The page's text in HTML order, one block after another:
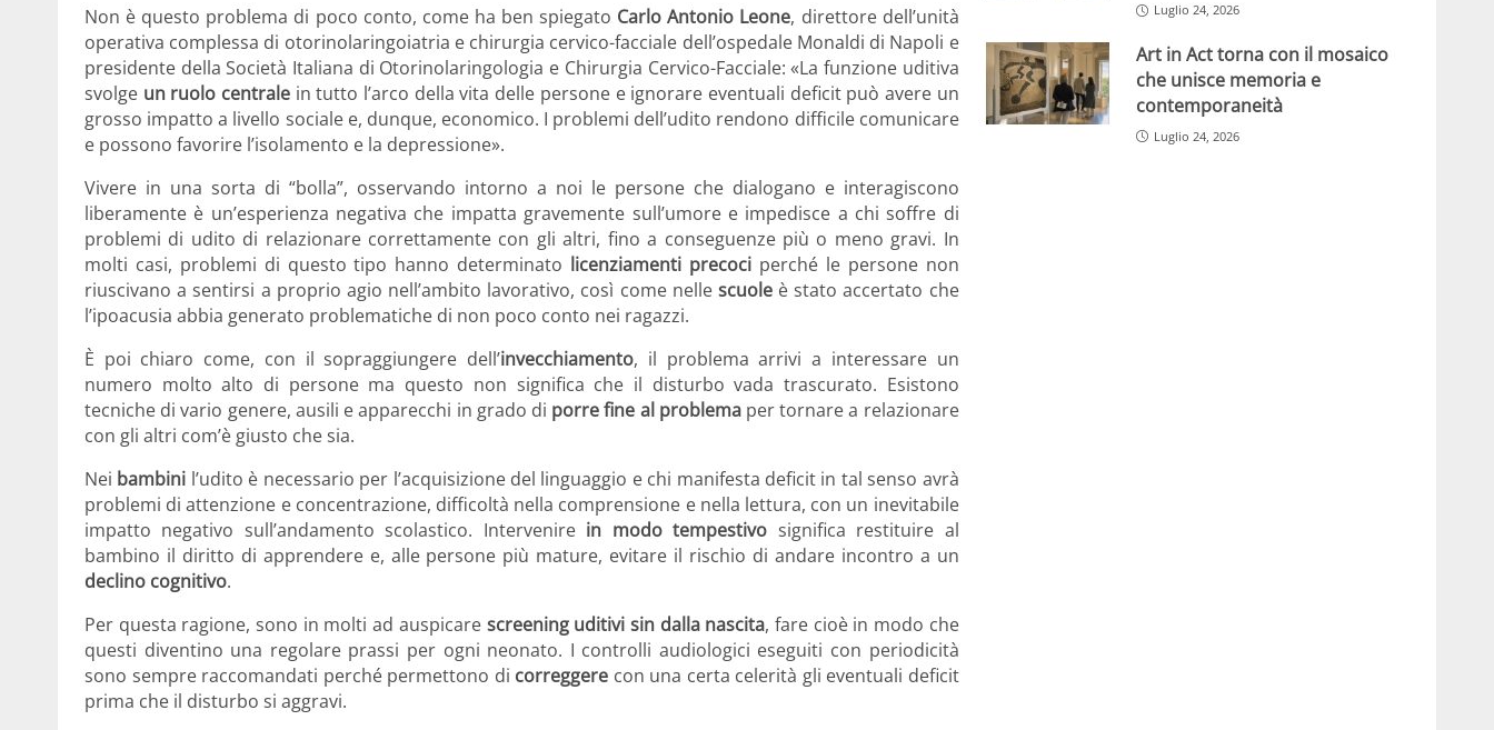
Non è questo problema di poco conto, come ha ben spiegato Carlo Antonio Leone, direttore dell’unità
operativa complessa di otorinolaringoiatria e chirurgia cervico-facciale dell’ospedale Monaldi di Napoli e
presidente della Società Italiana di Otorinolaringologia e Chirurgia Cervico-Facciale: «La funzione uditiva
svolge un ruolo centrale in tutto l’arco della vita delle persone e ignorare eventuali deficit può avere un
grosso impatto a livello sociale e, dunque, economico. I problemi dell’udito rendono difficile comunicare
e possono favorire l’isolamento e la depressione».
Vivere in una sorta di “bolla”, osservando intorno a noi le persone che dialogano e interagiscono
liberamente è un’esperienza negativa che impatta gravemente sull’umore e impedisce a chi soffre di
problemi di udito di relazionare correttamente con gli altri, fino a conseguenze più o meno gravi. In
molti casi, problemi di questo tipo hanno determinato licenziamenti precoci perché le persone non
riuscivano a sentirsi a proprio agio nell’ambito lavorativo, così come nelle scuoleè stato accertato che
l’ipoacusia abbia generato problematiche di non poco conto nei ragazzi.
È poi chiaro come, con il sopraggiungere dell’invecchiamento, il problema arrivi a interessare un
numero molto alto di persone ma questo non significa che il disturbo vada trascurato. Esistono
tecniche di vario genere, ausili e apparecchi in grado di porre fine al problemaper tornare a relazionare
con gli altri com’è giusto che sia.
Nei bambini l’udito è necessario per l’acquisizione del linguaggio e chi manifesta deficit in tal senso avrà
problemi di attenzione e concentrazione, difficoltà nella comprensione e nella lettura, con un inevitabile
impatto negativo sull’andamento scolastico. Intervenire in modo tempestivo significa restituire al
bambino il diritto di apprendere e, alle persone più mature, evitare il rischio di andare incontro a un
declino cognitivo.
Per questa ragione, sono in molti ad auspicare screening uditivi sin dalla nascita, fare cioè in modo che
questi diventino una regolare prassi per ogni neonato. I controlli audiologici eseguiti con periodicità
sono sempre raccomandati perché permettono di correggere con una certa celerità gli eventuali deficit
prima che il disturbo si aggravi.
Luglio 24, 2026
Art in Act torna con il mosaico
che unisce memoria e
contemporaneità
Luglio 24, 2026